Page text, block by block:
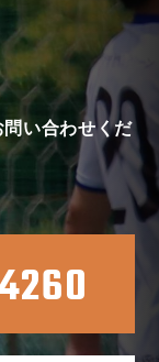
い合わせくだ